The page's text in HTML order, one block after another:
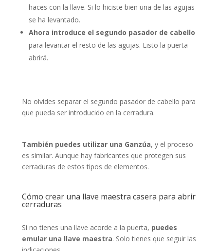
haces con la llave. Si lo hiciste bien una de las agujas
se ha levantado.
Ahora introduce el segundo pasador de cabello
para levantar el resto de las agujas. Listo la puerta
abrirá.
No olvides separar el segundo pasador de cabello para
que pueda ser introducido en la cerradura.
También puedes utilizar una Ganzúa, y el proceso
es similar. Aunque hay fabricantes que protegen sus
cerraduras de estos tipos de elementos.
Cómo crear una llave maestra casera para abrir
cerraduras
Si no tienes una llave acorde a la puerta, puedes
emular una llave maestra. Solo tienes que seguir las